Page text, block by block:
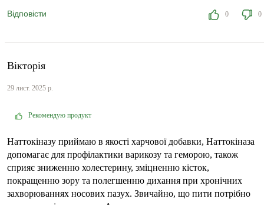
Відповісти 0 0
Вікторія
29 лист. 2025 р.
Рекомендую продукт
Наттокіназу приймаю в якості харчової добавки, Наттокіназа
допомагає для профілактики варикозу та геморою, також
сприяє зниженню холестерину, зміцненню кісток,
покращенню зору та полегшенню дихання при хронічних
захворюваннях носових пазух. Звичайно, що пити потрібно